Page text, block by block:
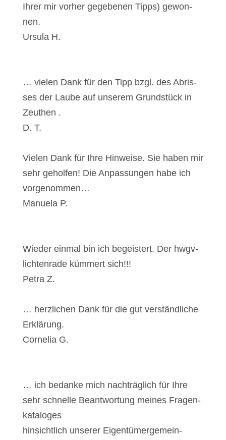
Ihrer mir vor­her gege­be­nen Tipps) gewon­
nen.
Ursu­la H.
… vie­len Dank für den Tipp bzgl. des Abris­
ses der Lau­be auf unse­rem Grund­stück in
Zeu­then .
D. T.
Vie­len Dank für Ihre Hin­wei­se. Sie haben mir
sehr gehol­fen! Die Anpas­sun­gen habe ich
vor­ge­nom­men…
Manue­la P.
Wie­der ein­mal bin ich begeis­tert. Der hwgv-
lich­ten­ra­de küm­mert sich!!!
Petra Z.
… herz­li­chen Dank für die gut ver­ständ­li­che
Erklä­rung.
Cor­ne­lia G.
… ich bedan­ke mich nach­träg­lich für Ihre
sehr schnel­le Beant­wor­tung mei­nes Fra­gen­
ka­ta­lo­ges
hin­sicht­lich unse­rer Eigen­tü­mer­ge­mein­